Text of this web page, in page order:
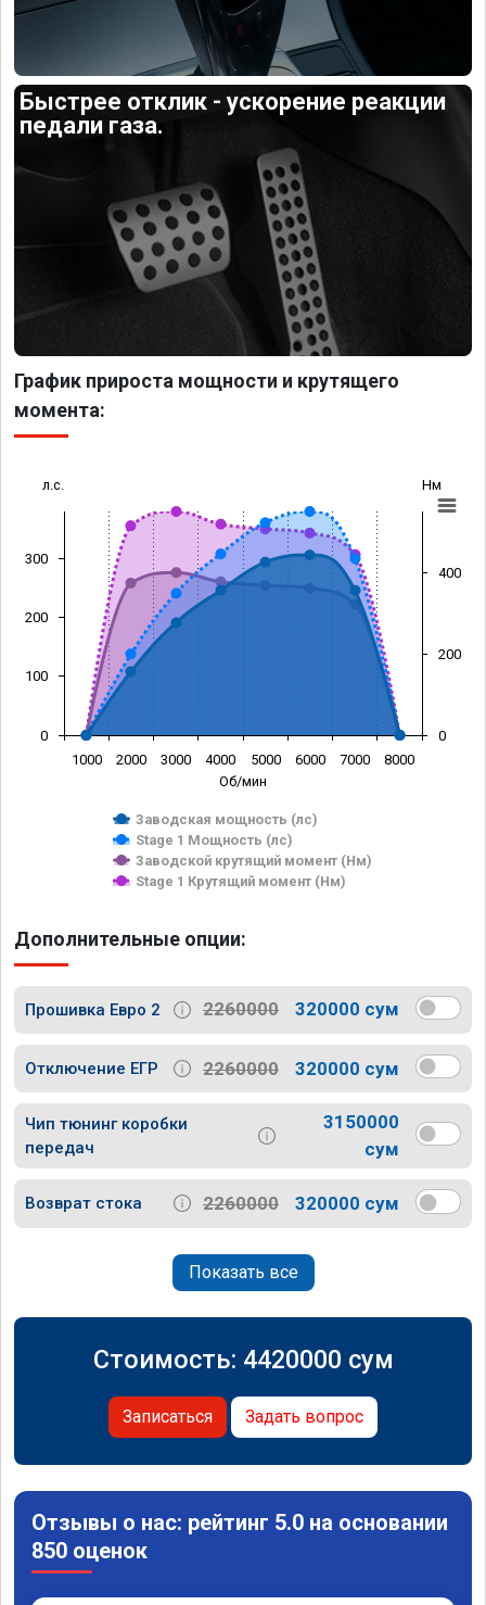
Быстрее отклик - ускорение реакции
педали газа.
График прироста мощности и крутящего
момента:
Об/мин
л.с. Нм
Заводская мощность (лс)
Stage 1 Мощность (лс)
Заводской крутящий момент (Нм)
Stage 1 Крутящий момент (Нм)
1000 2000 3000 4000 5000 6000 7000 8000
0
100
200
300
0
200
400
Дополнительные опции:
Прошивка Евро 2 2260000 320000 сум
Отключение ЕГР 2260000 320000 сум
Чип тюнинг коробки
передач
3150000
сум
Возврат стока 2260000 320000 сум
Показать все
Стоимость: 4420000 сум
Записаться Задать вопрос
Отзывы о нас: рейтинг 5.0 на основании
850 оценок